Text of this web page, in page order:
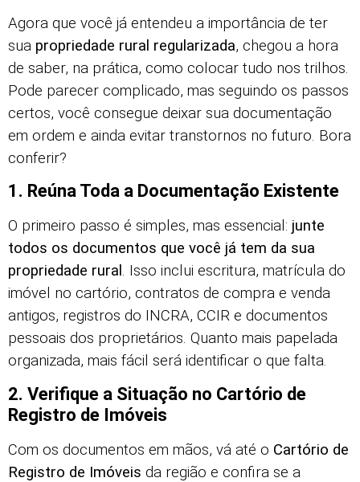
Agora que você já entendeu a importância de ter
sua propriedade rural regularizada, chegou a hora
de saber, na prática, como colocar tudo nos trilhos.
Pode parecer complicado, mas seguindo os passos
certos, você consegue deixar sua documentação
em ordem e ainda evitar transtornos no futuro. Bora
conferir?
1. Reúna Toda a Documentação Existente
O primeiro passo é simples, mas essencial: junte
todos os documentos que você já tem da sua
propriedade rural. Isso inclui escritura, matrícula do
imóvel no cartório, contratos de compra e venda
antigos, registros do INCRA, CCIR e documentos
pessoais dos proprietários. Quanto mais papelada
organizada, mais fácil será identificar o que falta.
2. Verifique a Situação no Cartório de
Registro de Imóveis
Com os documentos em mãos, vá até o Cartório de
Registro de Imóveis da região e confira se a